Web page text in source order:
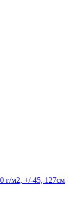
г/м2, +/-45, 127см